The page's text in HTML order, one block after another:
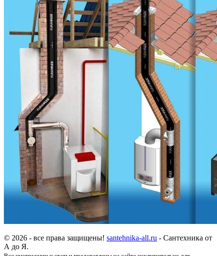
© 2026 - все права защищены! santehnika-all.ru - Сантехника от
А до Я.